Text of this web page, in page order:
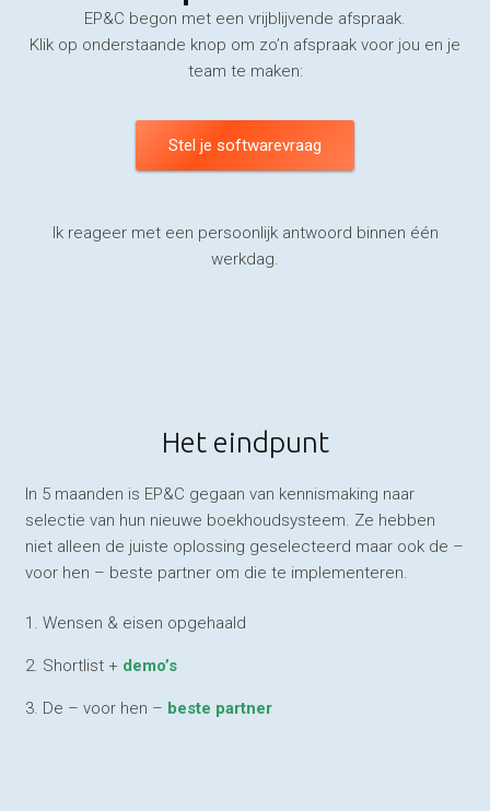
EP&C begon met een vrijblijvende afspraak.
Klik op onderstaande knop om zo’n afspraak voor jou en je
team te maken:
Stel je softwarevraag
Ik reageer met een persoonlijk antwoord binnen één
werkdag.
Het eindpunt
In 5 maanden is EP&C gegaan van kennismaking naar
selectie van hun nieuwe boekhoudsysteem. Ze hebben
niet alleen de juiste oplossing geselecteerd maar ook de –
voor hen – beste partner om die te implementeren.
1. Wensen & eisen opgehaald
2. Shortlist + demo’s
3. De – voor hen – beste partner